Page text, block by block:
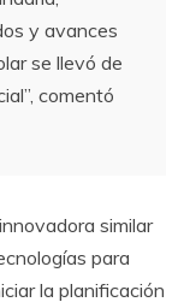
y avances
se llevó de
comentó
similar
para
la planificación